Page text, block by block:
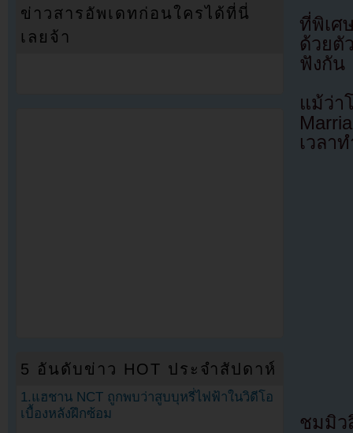
ที่พิเศ
ด้วยตั
ฟังกัน
แม้ว่
เวลา
ชมมิว
ข่าวสารอัพเดทก่อนใครได้ที่นี่
เลยจ้า
5 อันดับข่าว HOT ประจำสัปดาห์
1.แฮชาน NCT ถูกพบว่าสูบบุหรี่ไฟฟ้าในวิดีโอ
เบื้องหลังฝึกซ้อม